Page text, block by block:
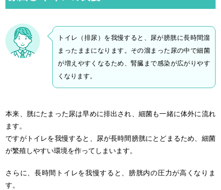
トイレ（排尿）を我慢すると、尿が膀胱に長時間溜
まったままになります。その溜まった尿の中で細菌
が増えやすくなるため、腎臓まで感染が広がりやす
くなります。
本来、胱にたまった尿は早めに排出され、細菌も一緒に体外に流れ
ます。
ですがトイレを我慢すると、尿が長時間膀胱にとどまるため、細菌
が繁殖しやすい環境を作ってしまいます。
さらに、長時間トイレを我慢すると、膀胱内の圧力が高くなりま
す。